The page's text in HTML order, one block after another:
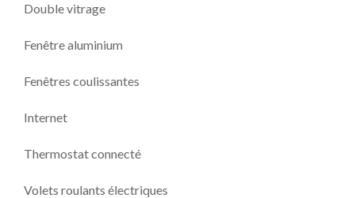
Double vitrage
Fenêtre aluminium
Fenêtres coulissantes
Internet
Thermostat connecté
Volets roulants électriques